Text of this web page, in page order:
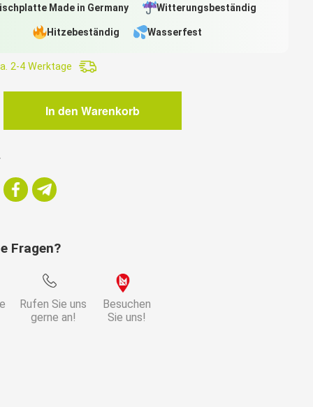
Made in Germany Witterungsbeständig
Hitzebeständig Wasserfest
2-4 Werktage
In den Warenkorb
Fragen?
Rufen Sie uns
gerne an!
Besuchen
Sie uns!